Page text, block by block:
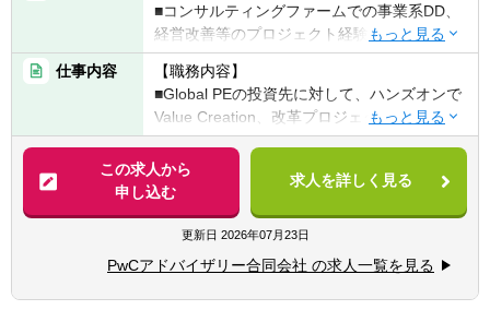
【上記支援作業における下記のタスク】
■クライアントの組織・業務・ITのレビュ
ー・ベンチマーク、統合/分離影響の分析、改
善機会の抽出
■業績向上に向けたデータ・財務分析、モデ
ル策定/ダッシュボード構築
■オペレーション機能の統合、人事・財務会
計機能の統合、連結決算、内部統制の統合・
最適化
■株式売買契約、事業譲渡契約、その他ディ
■多数のステークホルダーを含むプロジェク
■コンサルティングファームでの事業系DD、
経営改善等のプロジェクト経験者（2年以
上）
■PE業界・ビジネスへの理解・あるいは強い
興味がある方
■ビジネス英語
■新しいことへのチャレンジ精神
■コンサルタントとして優秀なだけでなく、
組織・人を動かせる成熟感
【歓迎経験・スキル】
■上記の職務内容を経験したことがある、も
仕事内容
【職務内容】
■Global PEの投資先に対して、ハンズオンで
Value Creation、改革プロジェクトの推進を
支援
■主にDD初期フェーズから、経営改善施策の
仮説を構築し、Day1前後から計画策定、実行
支援を統括・推進する役割
■実際の経営改善策は売上向上、マーケティ
ング、コスト削減、店舗出店戦略、デジタル
戦略、M&A等と多岐にわたるため、PwCのネ
ットワークを活用しながら、総合的かつ着実
この求人から
申し込む
求人を詳しく見る
更新日 2026年07月23日
PwCアドバイザリー合同会社 の求人一覧を見る